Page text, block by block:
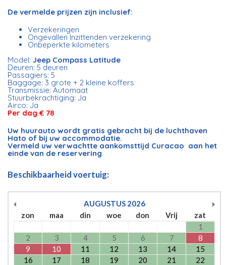
De vermelde prijzen zijn inclusief:
Verzekeringen
Ongevallen Inzittenden verzekering
Onbeperkte kilometers
Model:Jeep Compass Latitude
Deuren: 5 deuren
Passagiers: 5
Baggage: 3 grote + 2 kleine koffers
Transmissie: Automaat
Stuurbekrachtiging: Ja
Airco: Ja
Per dag € 78
Uw huurauto wordt gratis gebracht bij de luchthaven
Hato of bij uw accommodatie.
Vermeld uw verwachtte aankomsttijd Curacao aan het
einde van de reservering
Beschikbaarheid voertuig:
AUGUSTUS 2026
zon
maa din woe don Vrij
zat
1
2
3 4 5 6 7
8
9
10 11 12 13 14
15
16
17 18 19 20 21
22